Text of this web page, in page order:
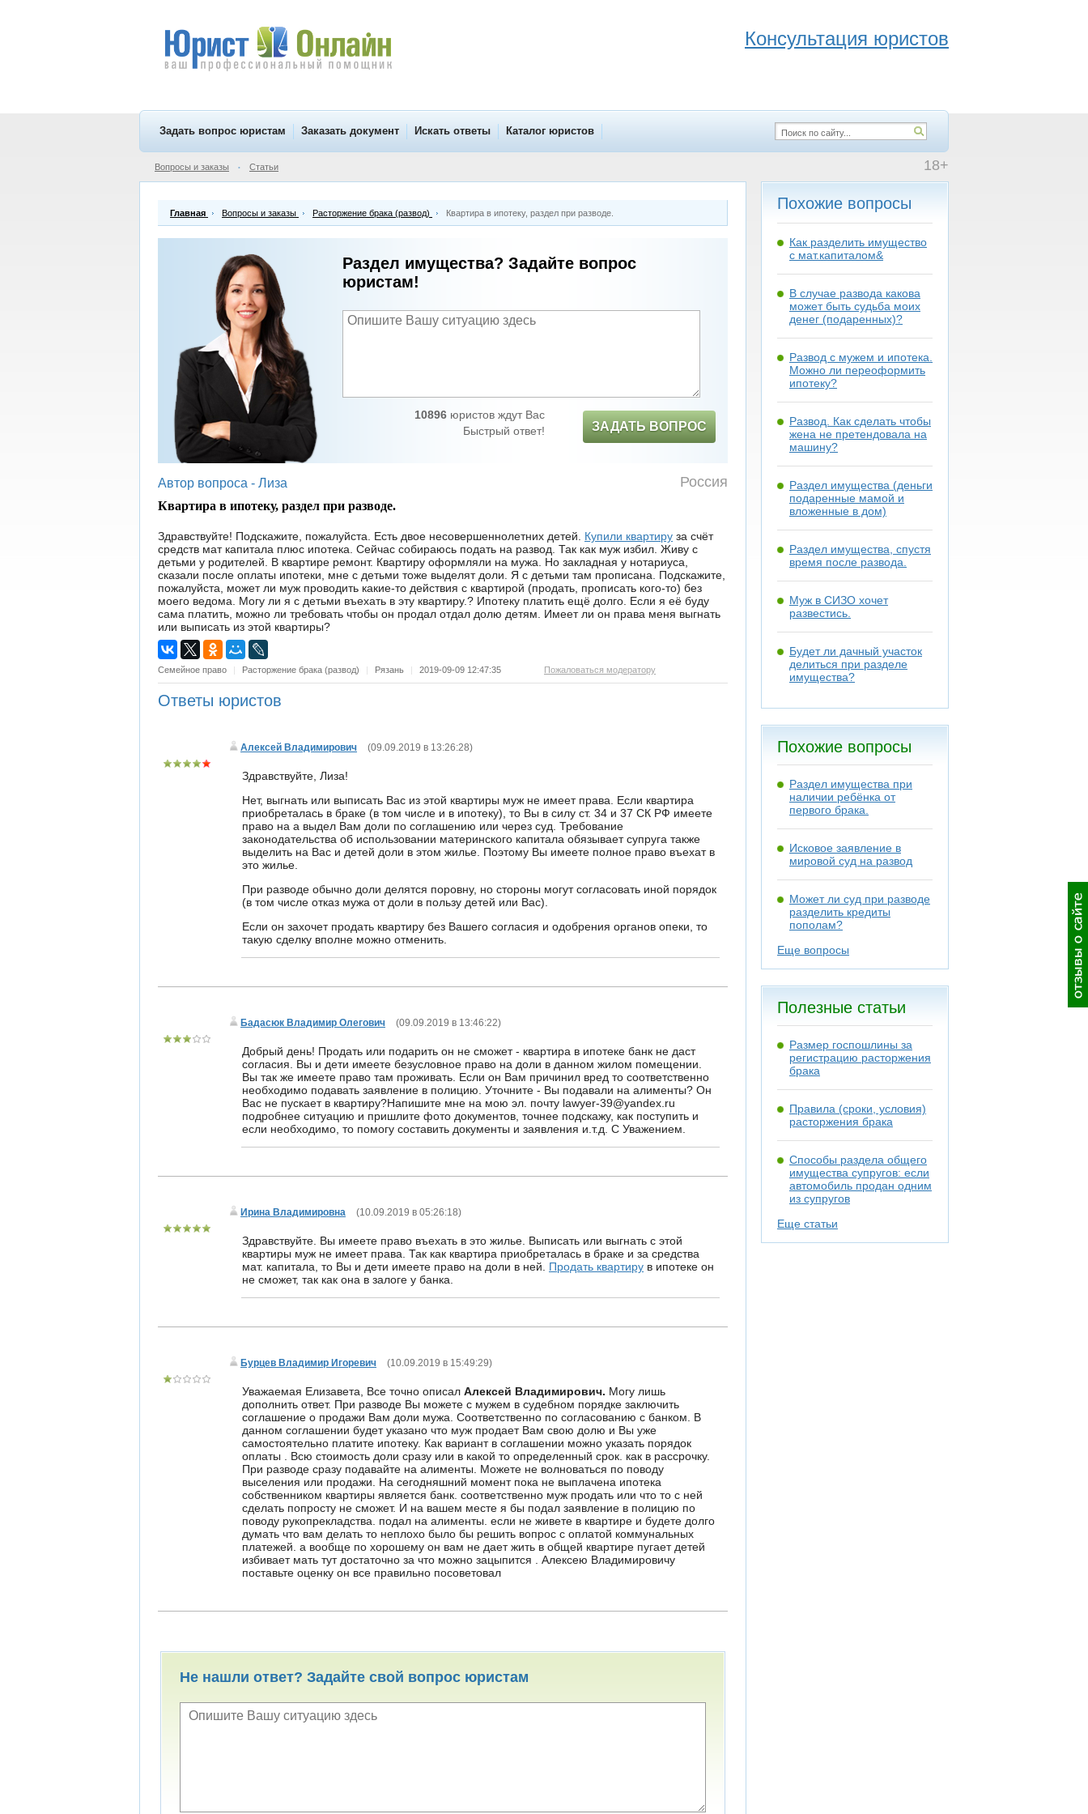
Консультация юристов
Задать вопрос юристам Заказать документ Искать ответы Каталог юристов
18+
Вопросы и заказы • Статьи
Главная Вопросы и заказы Расторжение брака (развод) Квартира в ипотеку, раздел при разводе.
Раздел имущества? Задайте вопрос
юристам!
10896 юристов ждут Вас
Быстрый ответ!
ЗАДАТЬ ВОПРОС
Автор вопроса - Лиза Россия
Квартира в ипотеку, раздел при разводе.
Здравствуйте! Подскажите, пожалуйста. Есть двое несовершеннолетних детей. Купили квартиру за счёт
средств мат капитала плюс ипотека. Сейчас собираюсь подать на развод. Так как муж избил. Живу с
детьми у родителей. В квартире ремонт. Квартиру оформляли на мужа. Но закладная у нотариуса,
сказали после оплаты ипотеки, мне с детьми тоже выделят доли. Я с детьми там прописана. Подскажите,
пожалуйста, может ли муж проводить какие-то действия с квартирой (продать, прописать кого-то) без
моего ведома. Могу ли я с детьми въехать в эту квартиру.? Ипотеку платить ещё долго. Если я её буду
сама платить, можно ли требовать чтобы он продал отдал долю детям. Имеет ли он права меня выгнать
или выписать из этой квартиры?
Семейное право | Расторжение брака (развод) | Рязань | 2019-09-09 12:47:35 Пожаловаться модератору
Ответы юристов
Алексей Владимирович (09.09.2019 в 13:26:28)
Здравствуйте, Лиза!
Нет, выгнать или выписать Вас из этой квартиры муж не имеет права. Если квартира
приобреталась в браке (в том числе и в ипотеку), то Вы в силу ст. 34 и 37 СК РФ имеете
право на а выдел Вам доли по соглашению или через суд. Требование
законодательства об использовании материнского капитала обязывает супруга также
выделить на Вас и детей доли в этом жилье. Поэтому Вы имеете полное право въехат в
это жилье.
При разводе обычно доли делятся поровну, но стороны могут согласовать иной порядок
(в том числе отказ мужа от доли в пользу детей или Вас).
Если он захочет продать квартиру без Вашего согласия и одобрения органов опеки, то
такую сделку вполне можно отменить.
Бадасюк Владимир Олегович (09.09.2019 в 13:46:22)
Добрый день! Продать или подарить он не сможет - квартира в ипотеке банк не даст
согласия. Вы и дети имеете безусловное право на доли в данном жилом помещении.
Вы так же имеете право там проживать. Если он Вам причинил вред то соответственно
необходимо подавать заявление в полицию. Уточните - Вы подавали на алименты? Он
Вас не пускает в квартиру?Напишите мне на мою эл. почту lawyer-39@yandex.ru
подробнее ситуацию и пришлите фото документов, точнее подскажу, как поступить и
если необходимо, то помогу составить документы и заявления и.т.д. С Уважением.
Ирина Владимировна (10.09.2019 в 05:26:18)
Здравствуйте. Вы имеете право въехать в это жилье. Выписать или выгнать с этой
квартиры муж не имеет права. Так как квартира приобреталась в браке и за средства
мат. капитала, то Вы и дети имеете право на доли в ней. Продать квартиру в ипотеке он
не сможет, так как она в залоге у банка.
Бурцев Владимир Игоревич (10.09.2019 в 15:49:29)
Уважаемая Елизавета, Все точно описал Алексей Владимирович. Могу лишь
дополнить ответ. При разводе Вы можете с мужем в судебном порядке заключить
соглашение о продажи Вам доли мужа. Соответственно по согласованию с банком. В
данном соглашении будет указано что муж продает Вам свою долю и Вы уже
самостоятельно платите ипотеку. Как вариант в соглашении можно указать порядок
оплаты . Всю стоимость доли сразу или в какой то определенный срок. как в рассрочку.
При разводе сразу подавайте на алименты. Можете не волноваться по поводу
выселения или продажи. На сегодняшний момент пока не выплачена ипотека
собственником квартиры является банк. соответственно муж продать или что то с ней
сделать попросту не сможет. И на вашем месте я бы подал заявление в полицию по
поводу рукопрекладства. подал на алименты. если не живете в квартире и будете долго
думать что вам делать то неплохо было бы решить вопрос с оплатой коммунальных
платежей. а вообще по хорошему он вам не дает жить в общей квартире пугает детей
избивает мать тут достаточно за что можно зацыпится . Алексею Владимировичу
поставьте оценку он все правильно посоветовал
Не нашли ответ? Задайте свой вопрос юристам
Похожие вопросы
Как разделить имущество
с мат.капиталом&
В случае развода какова
может быть судьба моих
денег (подаренных)?
Развод с мужем и ипотека.
Можно ли переоформить
ипотеку?
Развод. Как сделать чтобы
жена не претендовала на
машину?
Раздел имущества (деньги
подаренные мамой и
вложенные в дом)
Раздел имущества, спустя
время после развода.
Муж в СИЗО хочет
развестись.
Будет ли дачный участок
делиться при разделе
имущества?
Похожие вопросы
Раздел имущества при
наличии ребёнка от
первого брака.
Исковое заявление в
мировой суд на развод
Может ли суд при разводе
разделить кредиты
пополам?
Еще вопросы
Полезные статьи
Размер госпошлины за
регистрацию расторжения
брака
Правила (сроки, условия)
расторжения брака
Способы раздела общего
имущества супругов: если
автомобиль продан одним
из супругов
Еще статьи